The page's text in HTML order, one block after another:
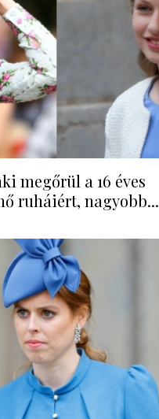
megőrül a 16 éves
ruháiért, nagyobb...